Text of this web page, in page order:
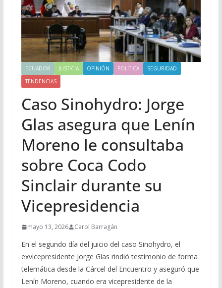
ECUADOR JUSTICIA OPINIÓN POLITICA
SEGURIDAD
TENDENCIAS
Caso Sinohydro: Jorge
Glas asegura que Lenín
Moreno le consultaba
sobre Coca Codo
Sinclair durante su
Vicepresidencia
mayo 13, 2026 Carol Barragán
En el segundo día del juicio del caso Sinohydro, el
exvicepresidente Jorge Glas rindió testimonio de forma
telemática desde la Cárcel del Encuentro y aseguró que
Lenín Moreno, cuando era vicepresidente de la